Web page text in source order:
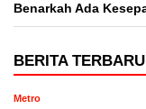
Benarkah Ada
BERITA TERBARU
Metro